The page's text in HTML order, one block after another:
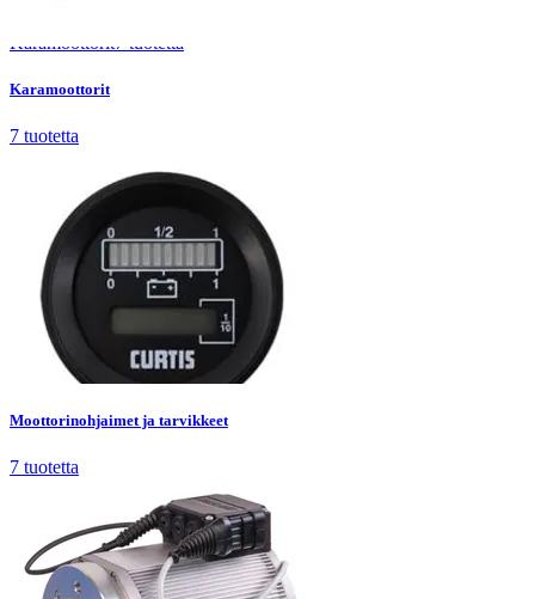
Karamoottorit7 tuotetta
Karamoottorit
7 tuotetta
Moottorinohjaimet ja tarvikkeet7
Moottorinohjaimet ja tarvikkeet
7 tuotetta